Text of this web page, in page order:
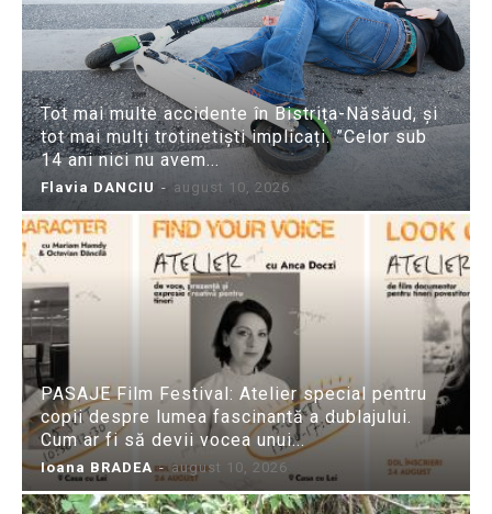
Tot mai multe accidente în Bistrița-Năsăud, și
tot mai mulți trotinetiști implicați. ”Celor sub
14 ani nici nu avem...
Flavia DANCIU - august 10, 2026
PASAJE Film Festival: Atelier special pentru
copii despre lumea fascinantă a dublajului.
Cum ar fi să devii vocea unui...
Ioana BRADEA - august 10, 2026